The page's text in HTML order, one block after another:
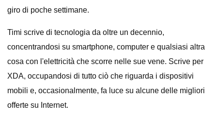
giro di poche settimane.
Timi scrive di tecnologia da oltre un decennio,
concentrandosi su smartphone, computer e qualsiasi altra
cosa con l'elettricità che scorre nelle sue vene. Scrive per
XDA, occupandosi di tutto ciò che riguarda i dispositivi
mobili e, occasionalmente, fa luce su alcune delle migliori
offerte su Internet.